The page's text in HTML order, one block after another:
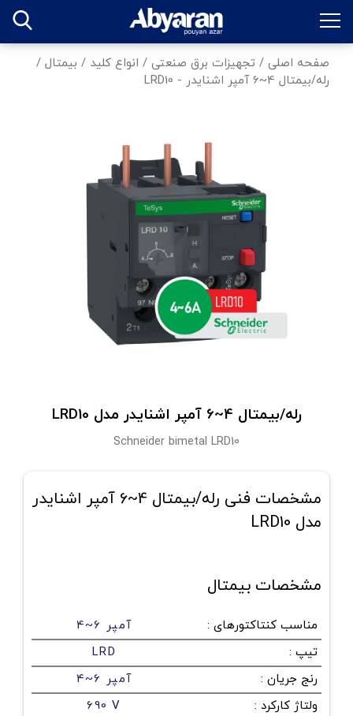
صفحه اصلی / تجهیزات برق صنعتی / انواع کلید / بیمتال /
رله/بیمتال 4~6 آمپر اشنایدر - LRD10
رله/بیمتال 4~6 آمپر اشنایدر مدل LRD10
Schneider bimetal LRD10
مشخصات فنی رله/بیمتال 4~6 آمپر اشنایدر
مدل LRD10
مشخصات بیمتال
مناسب کنتاکتورهای :
4~6 آمپر
تیپ :
LRD
رنج جریان :
4~6 آمپر
ولتاژ کارکرد :
690 V